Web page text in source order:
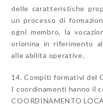
delle caratteristiche
un processo di
ogni membro, la
orionina in riferimento
alle abilità operative.
14. Compiti formativi del
I coordinamenti hanno il
COORDINAMENTO